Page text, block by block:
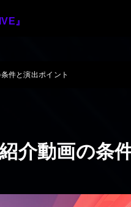
件と演出ポイント
介動画の条